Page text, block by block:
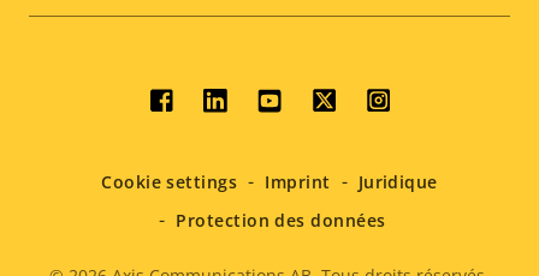
Social
menu
Cookie settings Imprint
Juridique
Protection des données